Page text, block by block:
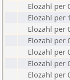
Elozahl per
Elozahl per
Elozahl per
Elozahl per
Elozahl per
Elozahl per
Elozahl per